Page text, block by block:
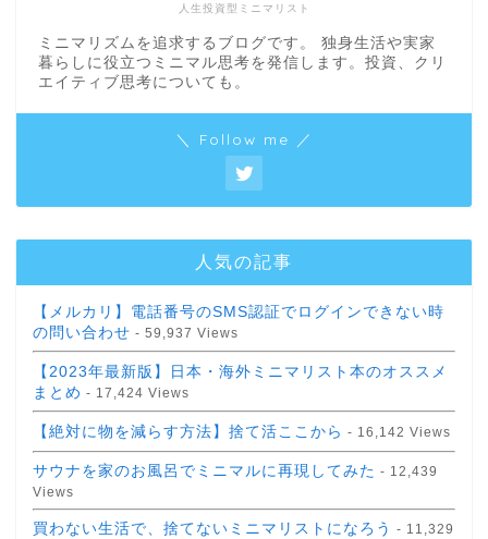
人生投資型ミニマリスト
ミニマリズムを追求するブログです。 独身生活や実家
暮らしに役立つミニマル思考を発信します。投資、クリ
エイティブ思考についても。
＼ Follow me ／
人気の記事
【メルカリ】電話番号のSMS認証でログインできない時
の問い合わせ - 59,937 Views
【2023年最新版】日本・海外ミニマリスト本のオススメ
まとめ - 17,424 Views
【絶対に物を減らす方法】捨て活ここから - 16,142 Views
サウナを家のお風呂でミニマルに再現してみた - 12,439
Views
買わない生活で、捨てないミニマリストになろう - 11,329